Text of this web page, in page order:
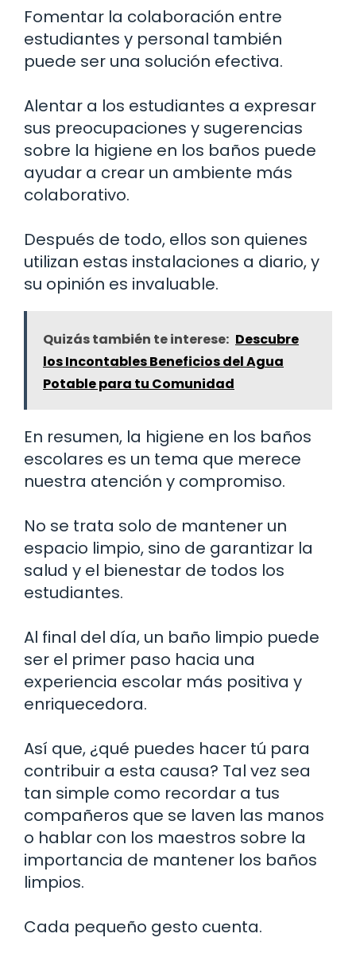
Fomentar la colaboración entre
estudiantes y personal también
puede ser una solución efectiva.
Alentar a los estudiantes a expresar
sus preocupaciones y sugerencias
sobre la higiene en los baños puede
ayudar a crear un ambiente más
colaborativo.
Después de todo, ellos son quienes
utilizan estas instalaciones a diario, y
su opinión es invaluable.
Quizás también te interese: Descubre
los Incontables Beneficios del Agua
Potable para tu Comunidad
En resumen, la higiene en los baños
escolares es un tema que merece
nuestra atención y compromiso.
No se trata solo de mantener un
espacio limpio, sino de garantizar la
salud y el bienestar de todos los
estudiantes.
Al final del día, un baño limpio puede
ser el primer paso hacia una
experiencia escolar más positiva y
enriquecedora.
Así que, ¿qué puedes hacer tú para
contribuir a esta causa? Tal vez sea
tan simple como recordar a tus
compañeros que se laven las manos
o hablar con los maestros sobre la
importancia de mantener los baños
limpios.
Cada pequeño gesto cuenta.